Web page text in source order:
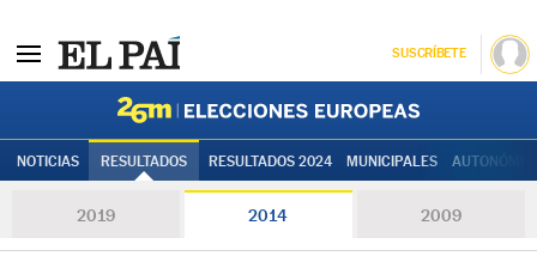
SUSCRÍBETE
NOTICIAS RESULTADOS RESULTADOS 2024 MUNICIPALES
2019 2014 2009